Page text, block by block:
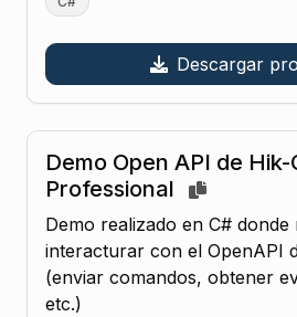
Descargar
Demo Open API de
Professional
Demo realizado en C#
interacturar con el OpenAPI
(enviar comandos, obtener
etc.)